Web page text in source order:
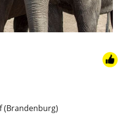
(Brandenburg)